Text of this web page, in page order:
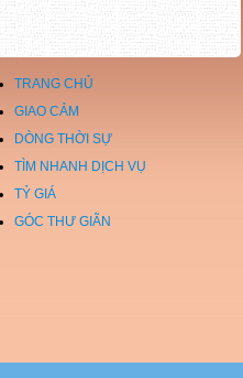
TRANG CHỦ
GIAO CẢM
DÒNG THỜI SỰ
TÌM NHANH DỊCH VỤ
TỶ GIÁ
GÓC THƯ GIÃN